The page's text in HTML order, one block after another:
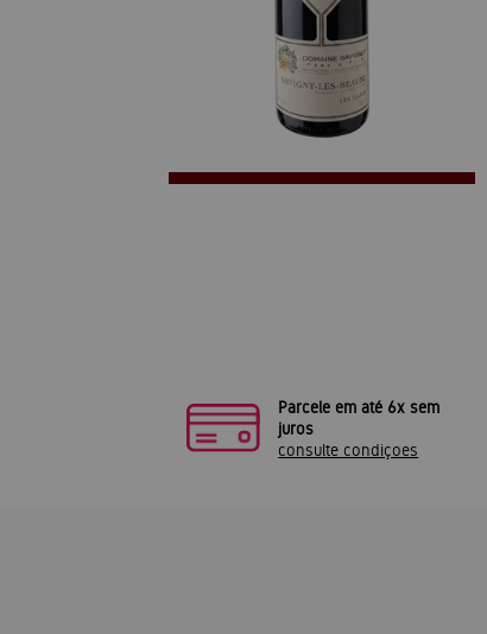
Parcele em até 6x sem
juros
consulte condiçoes